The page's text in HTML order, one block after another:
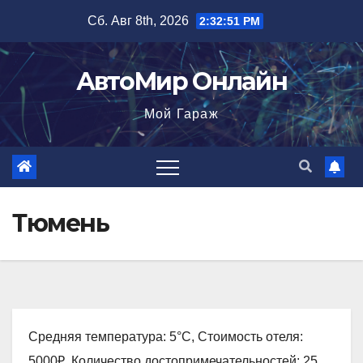
содержимому
Сб. Авг 8th, 2026 2:32:52 PM
АвтоМир Онлайн
Мой Гараж
Тюмень
Средняя температура: 5°C, Стоимость отеля: